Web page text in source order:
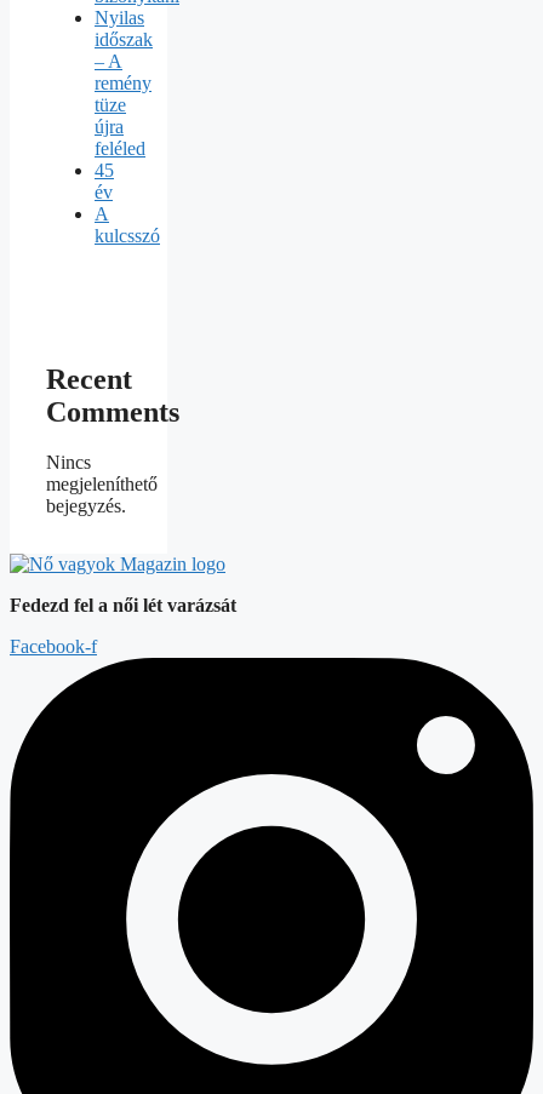
Nyilas
időszak
– A
remény
tüze
újra
feléled
45
év
A
kulcsszó
Recent
Comments
Nincs
megjeleníthető
bejegyzés.
Fedezd fel a női lét varázsát
Facebook-f